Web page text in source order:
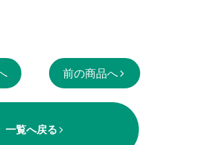
前の商品へ
一覧へ戻る